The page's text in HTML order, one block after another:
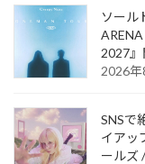
ソール
2027』
2026年
SNSで
イアッ
ールズ